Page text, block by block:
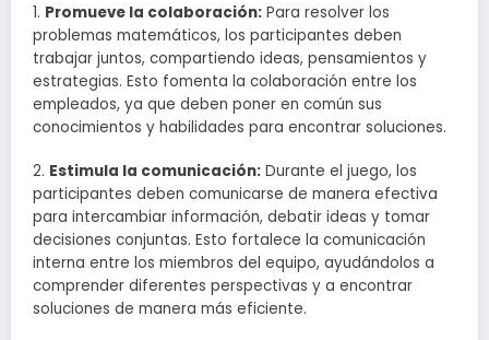
1. Promueve la colaboración: Para resolver los
problemas matemáticos, los participantes deben
trabajar juntos, compartiendo ideas, pensamientos y
estrategias. Esto fomenta la colaboración entre los
empleados, ya que deben poner en común sus
conocimientos y habilidades para encontrar soluciones.
2. Estimula la comunicación: Durante el juego, los
participantes deben comunicarse de manera efectiva
para intercambiar información, debatir ideas y tomar
decisiones conjuntas. Esto fortalece la comunicación
interna entre los miembros del equipo, ayudándolos a
comprender diferentes perspectivas y a encontrar
soluciones de manera más eficiente.